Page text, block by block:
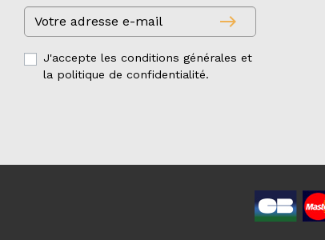
east
J'accepte les conditions générales et
la politique de confidentialité.